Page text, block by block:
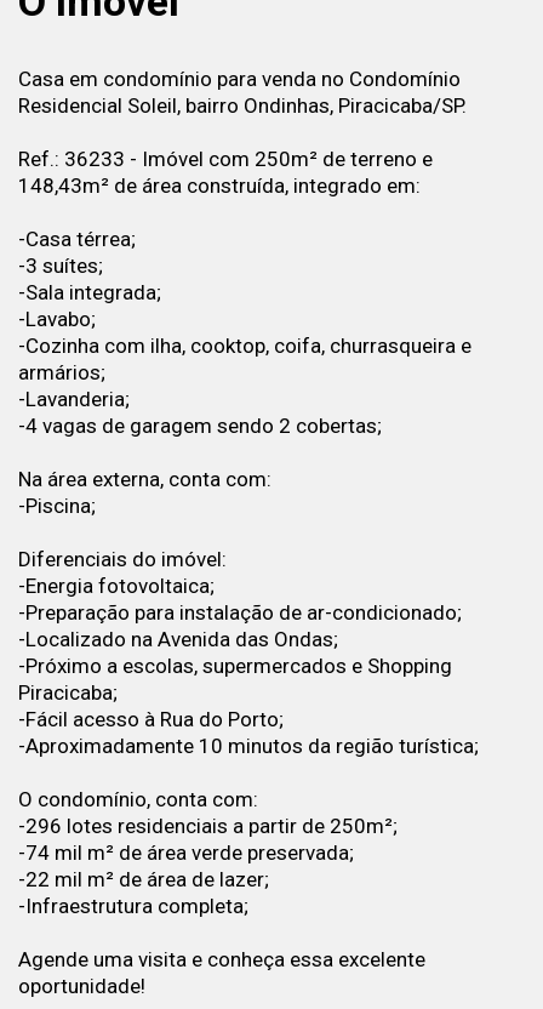
Casa em condomínio para venda no Condomínio
Residencial Soleil, bairro Ondinhas, Piracicaba/SP.
Ref.: 36233 - Imóvel com 250m² de terreno e
148,43m² de área construída, integrado em:
-Casa térrea;
-3 suítes;
-Sala integrada;
-Lavabo;
-Cozinha com ilha, cooktop, coifa, churrasqueira e
armários;
-Lavanderia;
-4 vagas de garagem sendo 2 cobertas;
Na área externa, conta com:
-Piscina;
Diferenciais do imóvel:
-Energia fotovoltaica;
-Preparação para instalação de ar-condicionado;
-Localizado na Avenida das Ondas;
-Próximo a escolas, supermercados e Shopping
Piracicaba;
-Fácil acesso à Rua do Porto;
-Aproximadamente 10 minutos da região turística;
O condomínio, conta com:
-296 lotes residenciais a partir de 250m²;
-74 mil m² de área verde preservada;
-22 mil m² de área de lazer;
-Infraestrutura completa;
Agende uma visita e conheça essa excelente
oportunidade!